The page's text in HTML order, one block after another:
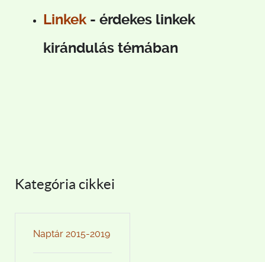
Linkek- érdekes linkek
kirándulás témában
Kategória cikkei
Naptár 2015-2019